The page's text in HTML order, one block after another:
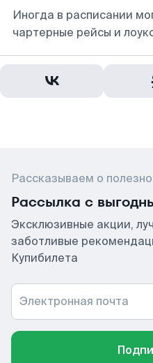
Иногда в расписании
чартерные рейсы и
Рассказываем о
Рассылка с
Эксклюзивные акции,
заботливые
Купибилета
Электронная почта